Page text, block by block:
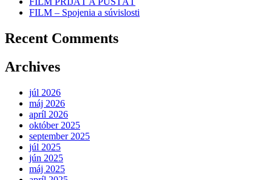
FILM – Spojenia a súvislosti
Recent Comments
Archives
júl 2026
máj 2026
apríl 2026
október 2025
september 2025
júl 2025
jún 2025
máj 2025